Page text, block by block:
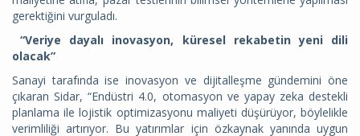
gerektiğini vurguladı.
“Veriye dayalı inovasyon, küresel rekabetin yeni dili
olacak”
Sanayi tarafında ise inovasyon ve dijitalleşme gündemini öne
çıkaran Sidar, “Endüstri 4.0, otomasyon ve yapay zeka destekli
planlama ile lojistik optimizasyonu maliyeti düşürüyor, böylelikle
verimliliği artırıyor. Bu yatırımlar için özkaynak yanında uygun